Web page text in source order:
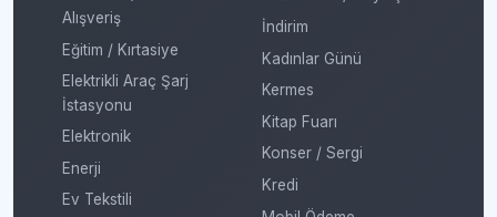
Alışveriş
Eğitim / Kırtasiye
Elektrikli Araç Şarj
İstasyonu
Elektronik
Enerji
Ev Tekstili
İndirim
Kadınlar Günü
Kermes
Kitap Fuarı
Konser / Sergi
Kredi